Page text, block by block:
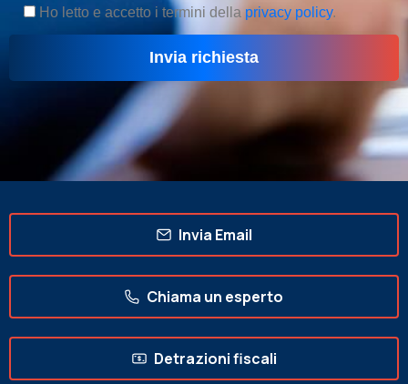
Ho letto e accetto i termini della privacy policy.
Invia Email
Chiama un esperto
Detrazioni fiscali